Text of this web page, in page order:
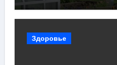
Здоровье